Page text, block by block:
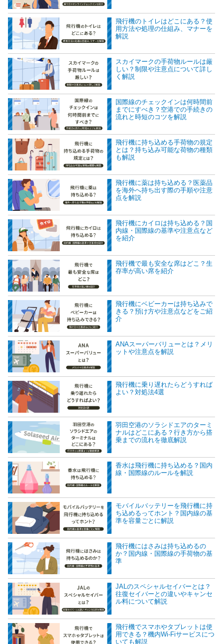
飛行機のトイレはどこにある？使
用方法や処理の仕組み、マナーを
解説
スカイマークの手荷物ルールは厳
しい？制限や注意点について詳し
く解説
国際線のチェックインは何時間前
までにすべき？空港での手続きの
流れと時短のコツを解説
飛行機に持ち込める手荷物の規定
とは？持ち込み可能な荷物の種類
も解説
飛行機に薬は持ち込める？医薬品
を海外へ持ち出す際の手順や注意
点を解説
飛行機にカイロは持ち込める？国
内線・国際線の基準や注意点など
を紹介
飛行機で最も安全な席はどこ？生
存率が高い席を紹介
飛行機にベビーカーは持ち込みで
きる？預け方や注意点などをご紹
介
ANAスーパーバリューとは？メリ
ットや注意点を解説
飛行機に乗り遅れたらどうすれば
よい？対処法4選
羽田空港のソラシドエアのターミ
ナルはどこにある？行き方から搭
乗までの流れを徹底解説
香水は飛行機に持ち込める？国内
線・国際線のルールを解説
モバイルバッテリーを飛行機に持
ち込めるってホント？国内線の基
準を容量ごとに解説
飛行機にはさみは持ち込めるの
か？国内線・国際線の手荷物の基
準
JALのスペシャルセイバーとは？
往復セイバーとの違いやキャンセ
ル料について解説
飛行機でスマホやタブレットは使
用できる？機内Wi-Fiサービスにつ
いても解説